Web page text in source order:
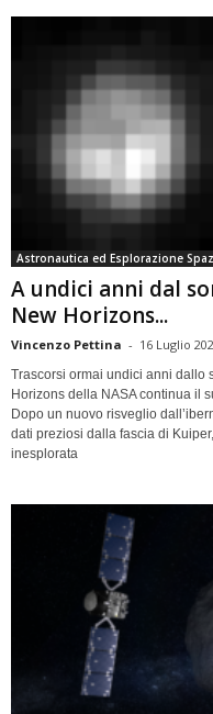
Astronautica ed Esplorazione
A undici anni dal
New Horizons...
Vincenzo Pettina - 16 Luglio
Trascorsi ormai undici anni dallo
Horizons della NASA continua il
Dopo un nuovo risveglio
dati preziosi dalla fascia di
inesplorata